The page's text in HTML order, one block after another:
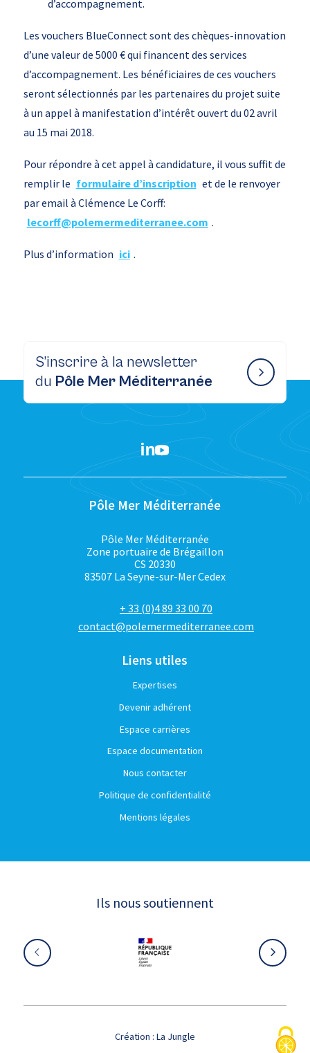
d’accompagnement.
Les vouchers BlueConnect sont des chèques-innovation
d’une valeur de 5000 € qui financent des services
d’accompagnement. Les bénéficiaires de ces vouchers
seront sélectionnés par les partenaires du projet suite
à un appel à manifestation d’intérêt ouvert du 02 avril
au 15 mai 2018.
Pour répondre à cet appel à candidature, il vous suffit de
remplir le formulaire d’inscription et de le renvoyer
par email à Clémence Le Corff:
lecorff@polemermediterranee.com .
Plus d’information ici .
S’inscrire à la newsletter
du Pôle Mer Méditerranée
Pôle Mer Méditerranée
Pôle Mer Méditerranée
Zone portuaire de Brégaillon
CS 20330
83507 La Seyne-sur-Mer Cedex
+ 33 (0)4 89 33 00 70
contact@polemermediterranee.com
Liens utiles
Expertises
Devenir adhérent
Espace carrières
Espace documentation
Nous contacter
Politique de confidentialité
Mentions légales
Ils nous soutiennent
Création : La Jungle